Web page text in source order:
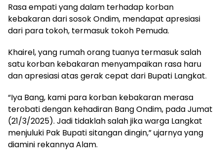
Rasa empati yang dalam terhadap korban
kebakaran dari sosok Ondim, mendapat apresiasi
dari para tokoh, termasuk tokoh Pemuda.
Khairel, yang rumah orang tuanya termasuk salah
satu korban kebakaran menyampaikan rasa haru
dan apresiasi atas gerak cepat dari Bupati Langkat.
“Iya Bang, kami para korban kebakaran merasa
terobati dengan kehadiran Bang Ondim, pada Jumat
(21/3/2025). Jadi tidaklah salah jika warga Langkat
menjuluki Pak Bupati sitangan dingin,” ujarnya yang
diamini rekannya Alam.